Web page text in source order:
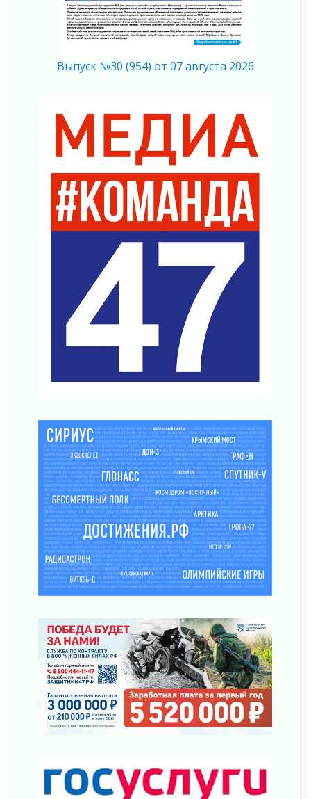
03 августа 2026
Ладожский мост полностью закроют на два
Музеи Ленобласти обновляют пространства
03 августа 2026
Часть медиков в Ленобласти сможет
рассчитывать на доплату от региона
За сутки в Ленинградской области
ликвидировали 10 пожаров
03 августа 2026
Клюква наливается, но в корзинку пока не
Строительные компании Ленобласти
подняли зарплаты почти на 40% за год
03 августа 2026
Шесть новых жизней в честь дня рождения
Ленинградской области
Уроки безопасности для детей и взрослых
десантных войск
02 августа 2026
«Активное лето»
02 августа 2026
Ленобласть отметила заслуги жителей перед
регионом и страной
02 августа 2026
Ладога — не пруд
02 августа 2026
ПСК через Гослуслуги напомнит жителям
Ленинградской области о неоплаченных
счетах
Пропавшего подростка нашли в Кировском
районе Ленобласти
02 августа 2026
Жителям Ленобласти напомнили, как
действовать при укусе клеща
02 августа 2026
В Ивангороде назвали новых почетных
Готовность №1
02 августа 2026
Выпуск №30 (954) от 07 августа 2026